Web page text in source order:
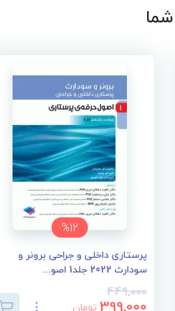
%12
پرستاری داخلی و جراحی برونر و
سودارث 2022 جلد1 اصو...
449,000
تومان